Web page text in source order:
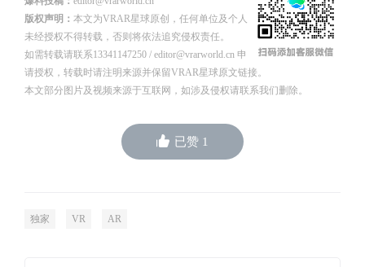
版权声明： 本文为VRAR星球原创，任何单位及个人
未经授权不得转载，否则将依法追究侵权责任。
如需转载请联系13341147250 / editor@vrarworld.cn 申
请授权，转载时请注明来源并保留VRAR星球原文链接。
本文部分图片及视频来源于互联网，如涉及侵权请联系我们删除。
已赞 1
独家 VR AR